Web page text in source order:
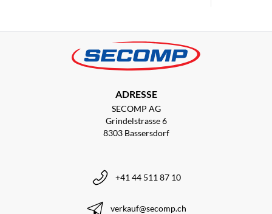
ADRESSE
SECOMP AG
Grindelstrasse 6
8303 Bassersdorf
+41 44 511 87 10
verkauf@secomp.ch